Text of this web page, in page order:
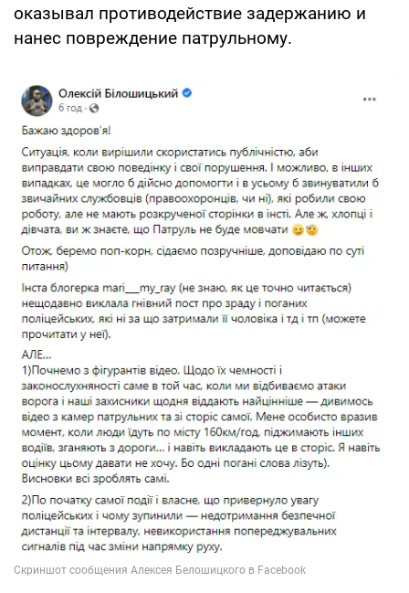
оказывал противодействие задержанию и
нанес повреждение патрульному.